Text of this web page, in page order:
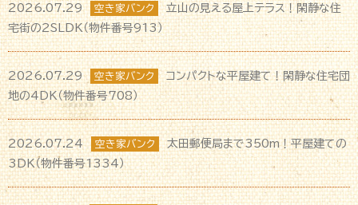
2026.07.29 空き家バンク
立山の見える屋上テラス！閑静な住
宅街の2SLDK（物件番号913）
2026.07.29 空き家バンク
コンパクトな平屋建て！閑静な住宅団
地の4DK（物件番号708）
2026.07.24 空き家バンク
太田郵便局まで350m！平屋建ての
3DK（物件番号1334）